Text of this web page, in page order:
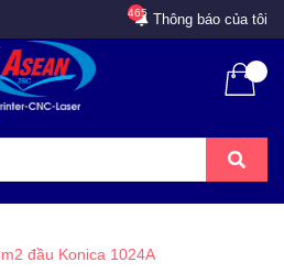
Thông báo của tôi
465
đầu Konica 1024A